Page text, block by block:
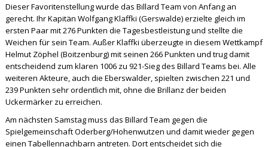
Dieser Favoritenstellung wurde das Billard Team von Anfang an
gerecht. Ihr Kapitän Wolfgang Klaffki (Gerswalde) erzielte gleich im
ersten Paar mit 276 Punkten die Tagesbestleistung und stellte die
Weichen für sein Team. Außer Klaffki überzeugte in diesem Wettkampf
Helmut Zöphel (Boitzenburg) mit seinen 266 Punkten und trug damit
entscheidend zum klaren 1006 zu 921-Sieg des Billard Teams bei. Alle
weiteren Akteure, auch die Eberswalder, spielten zwischen 221 und
239 Punkten sehr ordentlich mit, ohne die Brillanz der beiden
Uckermärker zu erreichen.
Am nächsten Samstag muss das Billard Team gegen die
Spielgemeinschaft Oderberg/Hohenwutzen und damit wieder gegen
einen Tabellennachbarn antreten. Dort entscheidet sich die